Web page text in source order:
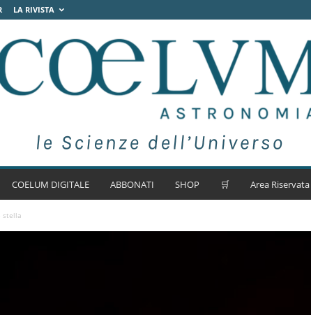
LA RIVISTA
COELUM DIGITALE ABBONATI SHOP 🛒 Area Riservata
stella